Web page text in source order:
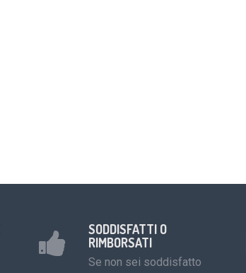
SODDISFATTI O
RIMBORSATI
Se non sei soddisfatto